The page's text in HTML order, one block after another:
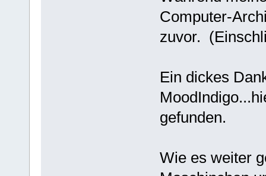
Computer-
zuvor.
Ein dickes
gefunden.
Wie es weiter